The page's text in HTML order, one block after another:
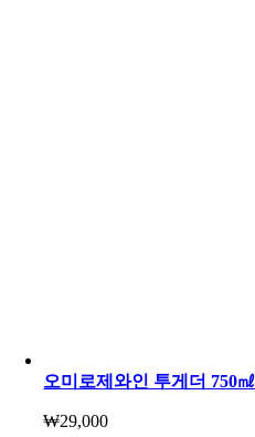
오미로제와인 투게더 750㎖
₩29,000